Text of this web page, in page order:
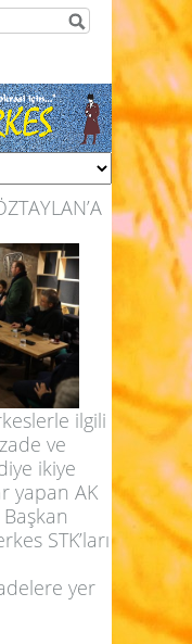
ilgili
ve
ikiye
yapan AK
STK’ları
yer